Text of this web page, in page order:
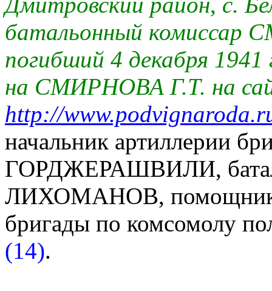
батальонный комиссар
погибший 4 декабря
на СМИРНОВА Г.Т. на
http://
начальник артиллерии
ГОРДЖЕРАШВИЛИ,
ЛИХОМАНОВ, помощник
бригады по комсомолу
(14).